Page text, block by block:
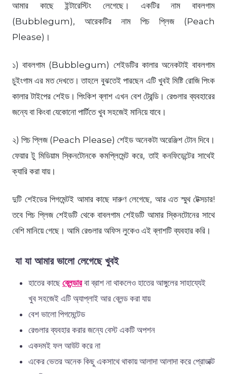
আমার কাছে ইন্টারেস্টিং লেগেছে। একটির নাম বাবলগাম
(Bubblegum), আরেকটির নাম পিচ প্লিজ (Peach
Please)।
১) বাবলগাম (Bubblegum) শেইডটির কালার অনেকটাই বাবলগাম
চুইংগাম এর মত দেখতে। তাহলে বুঝতেই পারছেন এটি খুবই মিষ্টি রোজি পিংক
কালার টাইপের শেইড। পিংকিশ ব্লাশ এখন বেশ ট্রেন্ডি। রেগুলার ব্যবহারের
জন্যে বা কিংবা যেকোনো পার্টিতে খুব সহজেই মানিয়ে যাবে।
২) পিচ প্লিজ (Peach Please) শেইড অনেকটা অরেঞ্জিশ টোন দিবে।
ফেয়ার টু মিডিয়াম স্কিনটোনকে কমপ্লিমেন্ট করে, তাই কনফিডেন্টের সাথেই
ক্যারি করা যায়।
দুটি শেইডের পিগমেন্টই আমার কাছে দারুণ লেগেছে, আর এত স্মুথ টেক্সচার!
তবে পিচ প্লিজ শেইডটি থেকে বাবলগাম শেইডটি আমার স্কিনটোনের সাথে
বেশি মানিয়ে গেছে। আমি রেগুলার অফিস লুকেও এই ব্লাশটি ব্যবহার করি।
যা যা আমার ভালো লেগেছে খুবই
হাতের কাছে ব্লেন্ডারবা ব্রাশ না থাকলেও হাতের আঙ্গুলের সাহায্যেই
খুব সহজেই এটি অ্যাপ্লাই আর ব্লেন্ড করা যায়
বেশ ভালো পিগমেন্টেড
রেগুলার ব্যবহার করার জন্যে বেস্ট একটি অপশন
একদমই ফল আউট করে না
একের ভেতর অনেক কিছু একসাথে থাকায় আলাদা আলাদা করে প্রোডাক্ট